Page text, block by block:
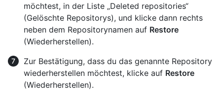
möchtest, in der Liste „Deleted repositories“
(Gelöschte Repositorys), und klicke dann rechts
neben dem Repositorynamen auf Restore
(Wiederherstellen).
Zur Bestätigung, dass du das genannte Repository
wiederherstellen möchtest, klicke auf Restore
(Wiederherstellen).